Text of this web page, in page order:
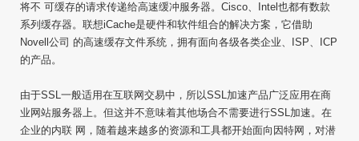
将不 可缓存的请求传递给高速缓冲服务器。Cisco、Intel也都有数款
系列缓存器。联想iCache是硬件和软件组合的解决方案，它借助
Novell公司 的高速缓存文件系统，拥有面向各级各类企业、ISP、ICP
的产品。
由于SSL一般适用在互联网交易中，所以SSL加速产品广泛应用在商
业网站服务器上。但这并不意味着其他场合不需要进行SSL加速。在
企业的内联 网，随着越来越多的资源和工具都开始面向因特网，对潜